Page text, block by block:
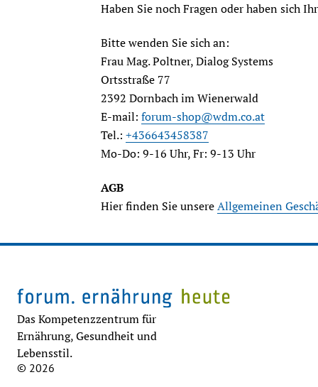
Haben Sie noch Fragen oder haben sich
Bitte wenden Sie sich an:
Frau Mag. Poltner, Dialog Systems
Ortsstraße 77
2392 Dornbach im Wienerwald
E-mail: forum-shop@wdm.co.at
Tel.: +436643458387
Mo-Do: 9-16 Uhr, Fr: 9-13 Uhr
AGB
Hier finden Sie unsere Allgemeinen
Das Kompetenzzentrum für
Ernährung, Gesundheit und
Lebensstil.
© 2026